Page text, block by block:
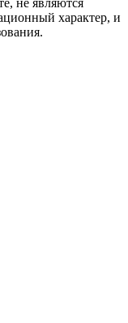
не являются
характер, и